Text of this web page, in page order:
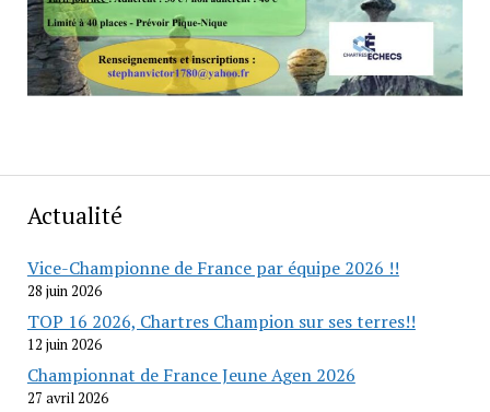
Actualité
Vice-Championne de France par équipe 2026 !!
28 juin 2026
TOP 16 2026, Chartres Champion sur ses terres!!
12 juin 2026
Championnat de France Jeune Agen 2026
27 avril 2026